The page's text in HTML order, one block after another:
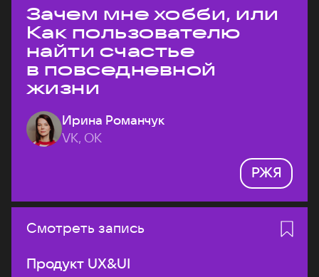
Зачем мне хобби, или
Как пользователю
найти счастье
в повседневной
жизни
Ирина Романчук
VK, ОК
РЖЯ
Смотреть запись
Продукт UX&UI